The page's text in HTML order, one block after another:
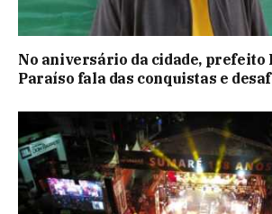
No aniversário da cidade, prefeito
Paraíso fala das conquistas e